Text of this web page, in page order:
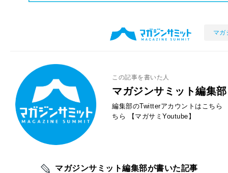
マガ
この記事を書いた人
マガジンサミット編集部
編集部のTwitterアカウントはこちら
ちら
【マガサミYoutube】
マガジンサミット編集部が書いた記事